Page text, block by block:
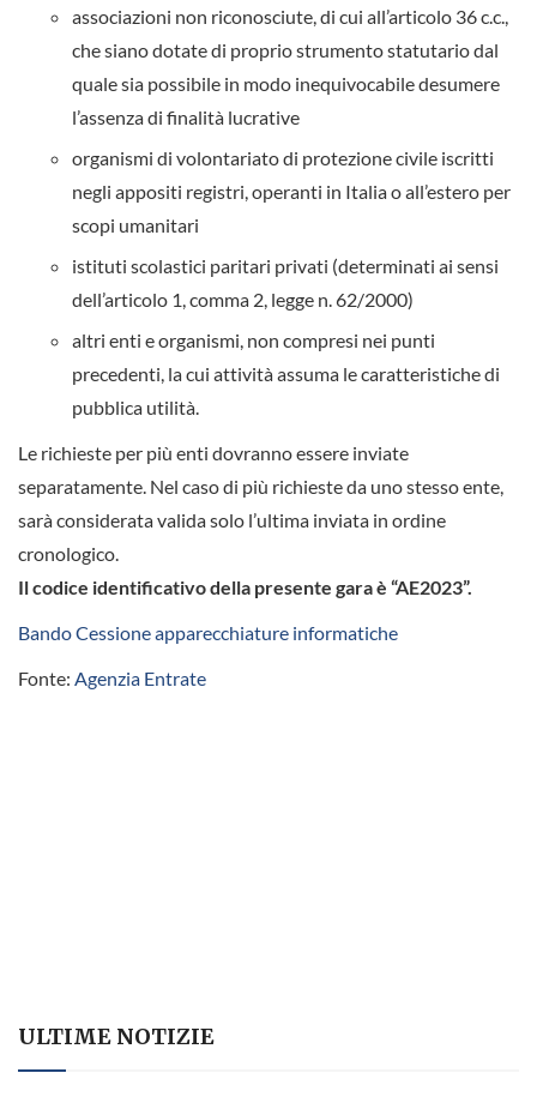
associazioni non riconosciute, di cui all’articolo 36 c.c.,
che siano dotate di proprio strumento statutario dal
quale sia possibile in modo inequivocabile desumere
l’assenza di finalità lucrative
organismi di volontariato di protezione civile iscritti
negli appositi registri, operanti in Italia o all’estero per
scopi umanitari
istituti scolastici paritari privati (determinati ai sensi
dell’articolo 1, comma 2, legge n. 62/2000)
altri enti e organismi, non compresi nei punti
precedenti, la cui attività assuma le caratteristiche di
pubblica utilità.
Le richieste per più enti dovranno essere inviate
separatamente. Nel caso di più richieste da uno stesso ente,
sarà considerata valida solo l’ultima inviata in ordine
cronologico.
Il codice identificativo della presente gara è “AE2023”.
Bando Cessione apparecchiature informatiche
Fonte: Agenzia Entrate
ULTIME NOTIZIE